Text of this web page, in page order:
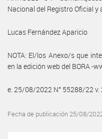
Nacional del Registro Oficial y
Lucas Fernández Aparicio
NOTA: El/los Anexo/s que
en la edición web del BORA -
e. 25/08/2022 N° 55288/22
Fecha de publicación 25/08/